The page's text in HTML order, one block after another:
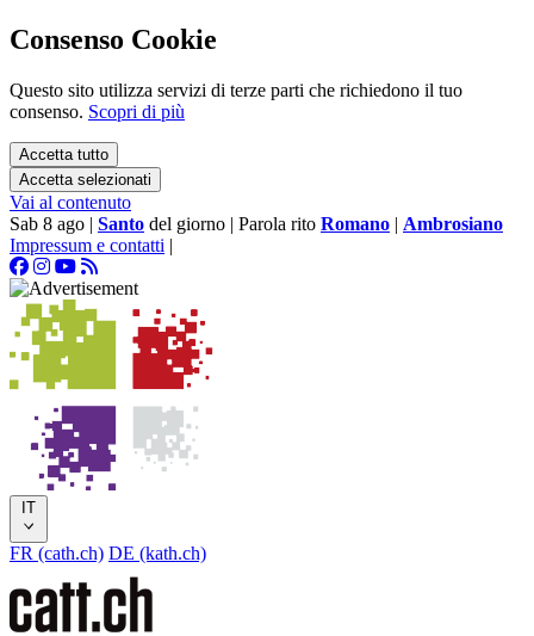
Consenso Cookie
Questo sito utilizza servizi di terze parti che richiedono il tuo
consenso. Scopri di più
Accetta tutto
Accetta selezionati
Vai al contenuto
Sab 8 ago | Santo del giorno | Parola rito Romano | Ambrosiano
Impressum e contatti |
IT
FR (cath.ch) DE (kath.ch)